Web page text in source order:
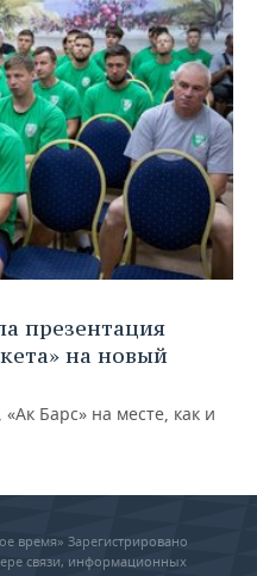
презентация
на новый
Барс» на месте, как и
время» Зарегистрировано
связи, информационных